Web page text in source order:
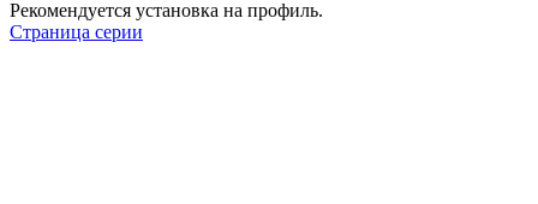
Рекомендуется установка на профиль.
Страница серии